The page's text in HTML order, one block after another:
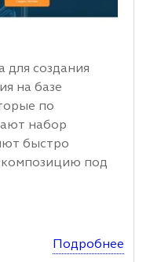
для создания
на базе
по
набор
быстро
под
Подробнее